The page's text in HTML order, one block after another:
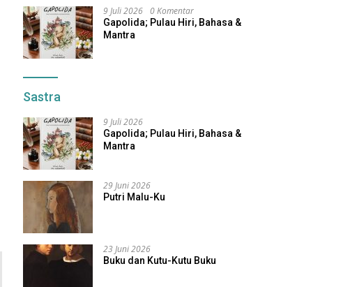
9 Juli 2026 0 Komentar
Gapolida; Pulau Hiri, Bahasa &
Mantra
Sastra
9 Juli 2026
Gapolida; Pulau Hiri, Bahasa &
Mantra
29 Juni 2026
Putri Malu-Ku
23 Juni 2026
Buku dan Kutu-Kutu Buku